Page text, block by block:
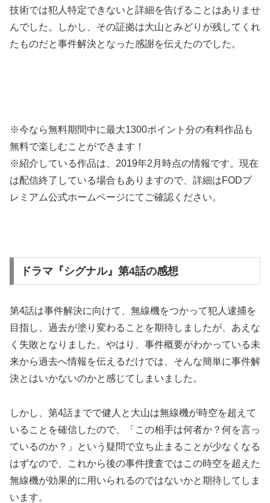
技術では犯人特定できないと詳細を告げることはありませ
んでした。しかし、その証拠は大山とみどりが残してくれ
たものだと事件解決となった感謝を伝えたのでした。
※今なら無料期間中に最大1300ポイント分の有料作品も
無料で楽しむことができます！
※紹介している作品は、2019年2月時点の情報です。現在
は配信終了している場合もありますので、詳細はFODプ
レミアム公式ホームページにてご確認ください。
ドラマ『シグナル』第4話の感想
第4話は事件解決に向けて、無線機をつかって犯人逮捕を
目指し、過去が塗り変わることを期待しましたが、あえな
く失敗となりました。やはり、事件概要がわかっている未
来から過去へ情報を伝えるだけでは、そんな簡単に事件解
決とはいかないのかと感じてしまいました。
しかし、第4話までで健人と大山は無線機が時空を超えて
いることを確信したので、「この相手は何者か？何を言っ
ているのか？」という疑問で立ち止まることが少なくなる
はずなので、これから後の事件捜査ではこの時空を超えた
無線機が効果的に用いられるのではないかと期待してしま
います。